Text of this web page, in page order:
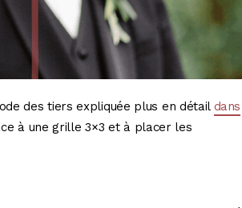
des tiers expliquée plus en détail dans
à une grille 3×3 et à placer les